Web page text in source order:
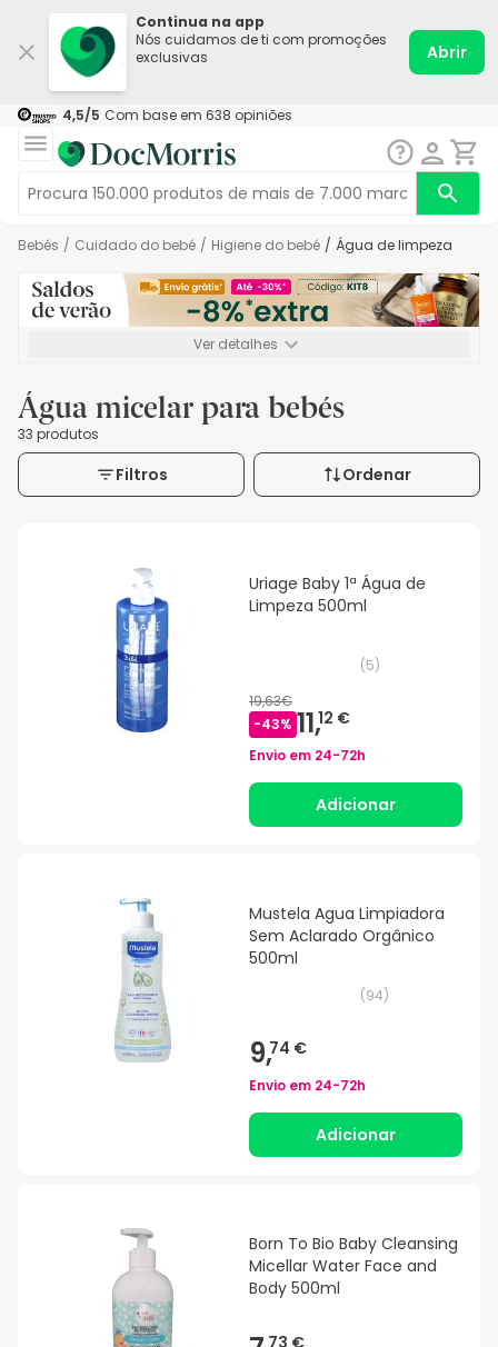
Continua na app
Nós cuidamos de ti com promoções
exclusivas
Abrir
4,5/5 Com base em 638 opiniões
Bebés / Cuidado do bebé / Higiene do bebé / Água de limpeza
Ver detalhes
Água micelar para bebés
33 produtos
Filtros Ordenar
Uriage Baby 1ª Água de
Limpeza 500ml
(5)
19,63€
-43% 11,12 €
Envio em 24-72h
Adicionar
Mustela Agua Limpiadora
Sem Aclarado Orgânico
500ml
(94)
9,74 €
Envio em 24-72h
Adicionar
Born To Bio Baby Cleansing
Micellar Water Face and
Body 500ml